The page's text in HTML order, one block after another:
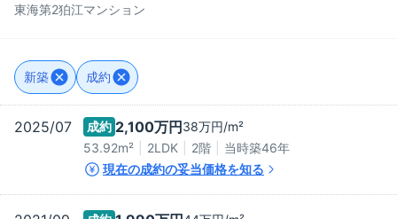
東海第2狛江マンション
新築 成約
2025/07 成約 2,100万円38万円/m²
53.92m²
2LDK 2階 当時築46年
現在の成約の妥当価格を知る